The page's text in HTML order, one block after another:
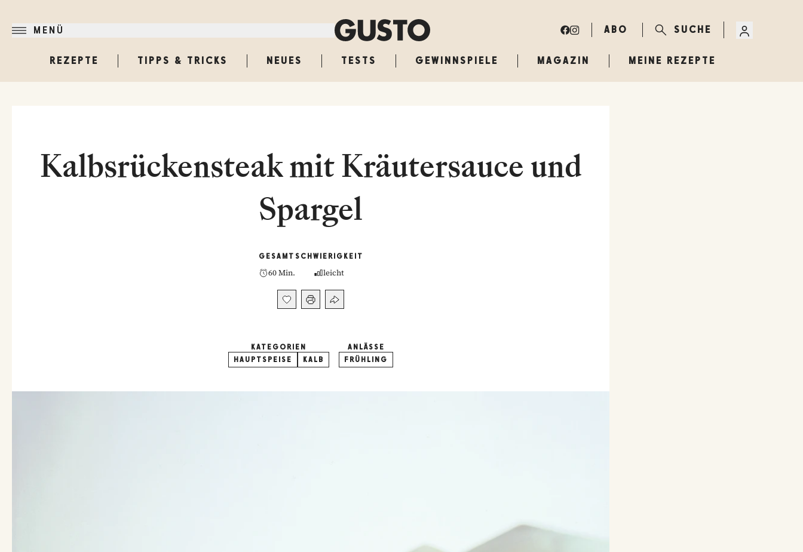
MENÜ ABO SUCHE
REZEPTE TIPPS & TRICKS NEUES TESTS GEWINNSPIELE MAGAZIN MEINE REZEPTE
Kalbsrückensteak mit Kräutersauce und
Spargel
GESAMT
60 Min.
SCHWIERIGKEIT
leicht
KATEGORIEN
HAUPTSPEISE
KALB
ANLÄSSE
FRÜHLING